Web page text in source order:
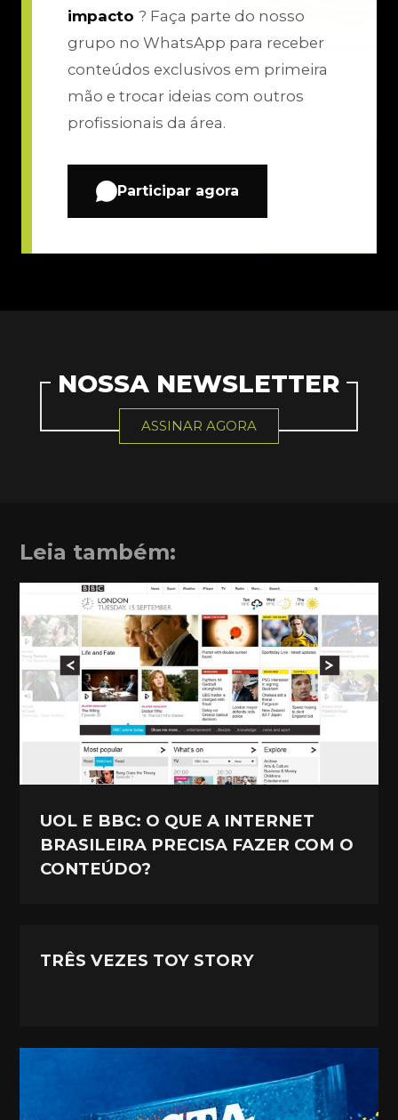
impacto ? Faça parte do nosso
grupo no WhatsApp para receber
conteúdos exclusivos em primeira
mão e trocar ideias com outros
profissionais da área.
Participar agora
NOSSA NEWSLETTER
ASSINAR AGORA
Leia também:
UOL E BBC: O QUE A INTERNET
BRASILEIRA PRECISA FAZER COM O
CONTEÚDO?
TRÊS VEZES TOY STORY